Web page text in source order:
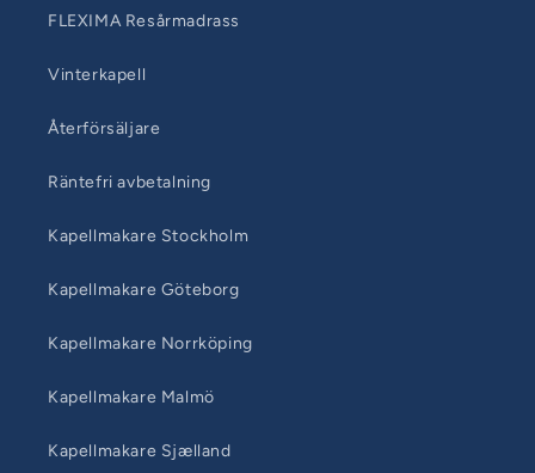
FLEXIMA Resårmadrass
Vinterkapell
Återförsäljare
Räntefri avbetalning
Kapellmakare Stockholm
Kapellmakare Göteborg
Kapellmakare Norrköping
Kapellmakare Malmö
Kapellmakare Sjælland